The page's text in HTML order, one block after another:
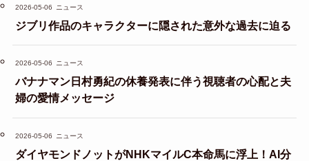
2026-05-06 ニュース
ジブリ作品のキャラクターに隠された意外な過去に迫る
2026-05-06 ニュース
バナナマン日村勇紀の休養発表に伴う視聴者の心配と夫
婦の愛情メッセージ
2026-05-06 ニュース
ダイヤモンドノットがNHKマイルC本命馬に浮上！AI分